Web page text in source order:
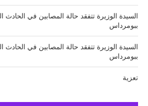
السيدة الوزيرة تتفقد حالة المصابين في الحادث
ببومرداس
السيدة الوزيرة تتفقد حالة المصابين في الحادث
ببومرداس
تعزية